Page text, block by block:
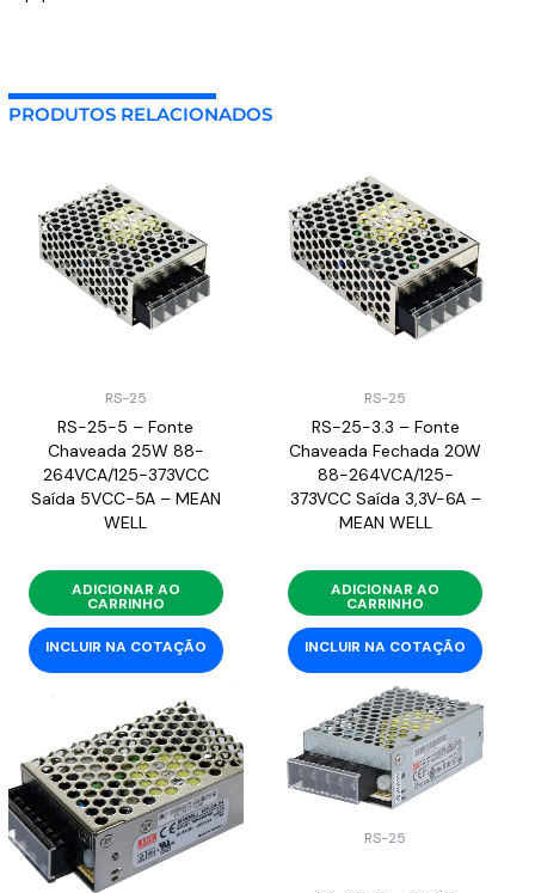
PRODUTOS RELACIONADOS
RS-25
RS-25-5 – Fonte
Chaveada 25W 88-
264VCA/125-373VCC
Saída 5VCC-5A – MEAN
WELL
ADICIONAR AO
CARRINHO
INCLUIR NA COTAÇÃO
RS-25
RS-25-3.3 – Fonte
Chaveada Fechada 20W
88-264VCA/125-
373VCC Saída 3,3V-6A –
MEAN WELL
ADICIONAR AO
CARRINHO
INCLUIR NA COTAÇÃO
RS-25